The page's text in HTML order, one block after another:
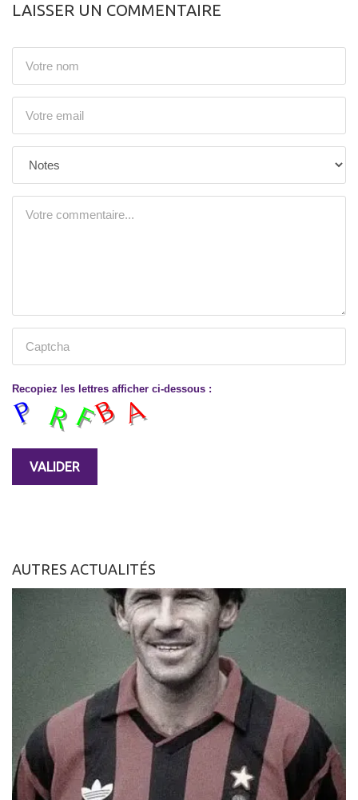
LAISSER UN COMMENTAIRE
Recopiez les lettres afficher ci-dessous :
AUTRES ACTUALITÉS